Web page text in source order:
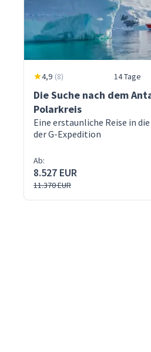
4,9 (8) 14 Tage
Die Suche nach dem
Polarkreis
Eine erstaunliche Reise in
der G-Expedition
Ab:
8.527 EUR
11.370 EUR